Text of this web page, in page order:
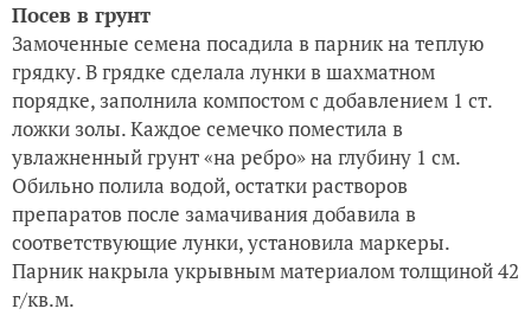
Посев в грунт
Замоченные семена посадила в парник на теплую
грядку. В грядке сделала лунки в шахматном
порядке, заполнила компостом с добавлением 1 ст.
ложки золы. Каждое семечко поместила в
увлажненный грунт «на ребро» на глубину 1 см.
Обильно полила водой, остатки растворов
препаратов после замачивания добавила в
соответствующие лунки, установила маркеры.
Парник накрыла укрывным материалом толщиной 42
г/кв.м.